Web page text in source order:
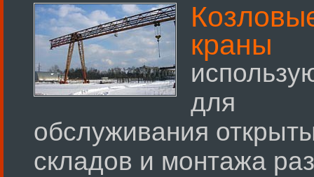
краны
для
обслуживания
складов и монтажа